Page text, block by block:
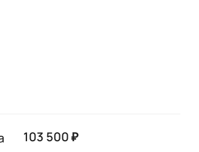
103 500 ₽